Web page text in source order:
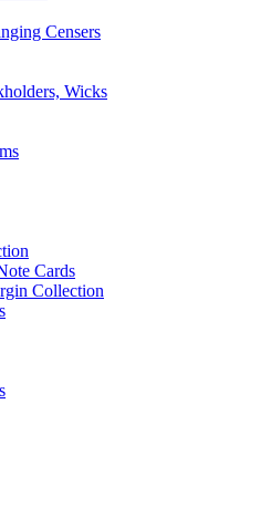
Censers
Wicks
Cards
Collection